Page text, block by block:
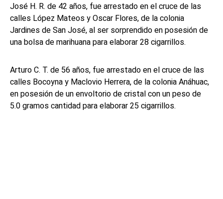
José H. R. de 42 años, fue arrestado en el cruce de las
calles López Mateos y Oscar Flores, de la colonia
Jardines de San José, al ser sorprendido en posesión de
una bolsa de marihuana para elaborar 28 cigarrillos.
Arturo C. T. de 56 años, fue arrestado en el cruce de las
calles Bocoyna y Maclovio Herrera, de la colonia Anáhuac,
en posesión de un envoltorio de cristal con un peso de
5.0 gramos cantidad para elaborar 25 cigarrillos.